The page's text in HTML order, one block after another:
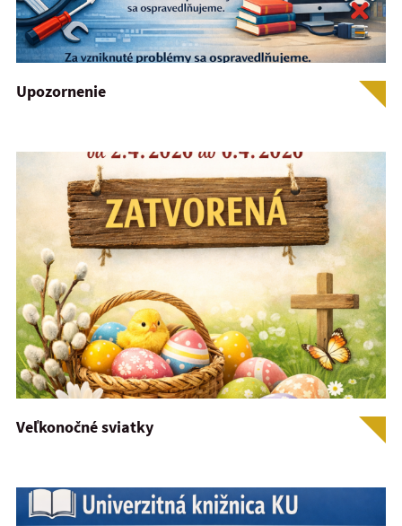
Upozornenie
Veľkonočné sviatky